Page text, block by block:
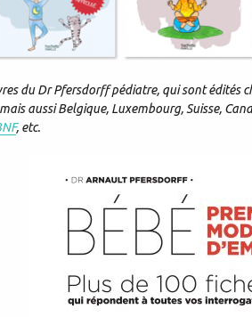
du Dr Pfersdorff pédiatre, qui sont édités
aussi Belgique, Luxembourg, Suisse,
, etc.